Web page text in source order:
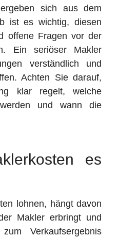
sich aus dem
ist es wichtig, diesen
offene Fragen vor der
Ein seriöser Makler
verständlich und
Achten Sie darauf,
klar regelt, welche
und wann die
es
lohnen, hängt davon
Makler erbringt und
Verkaufsergebnis